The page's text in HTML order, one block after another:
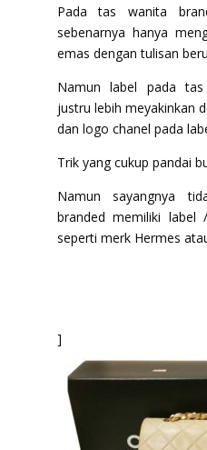
Pada tas wanita
sebenarnya hanya
emas dengan tulisan
Namun label pada
justru lebih meyakinkan
dan logo chanel pada
Trik yang cukup pandai
Namun sayangnya
branded memiliki label
seperti merk Hermes
]